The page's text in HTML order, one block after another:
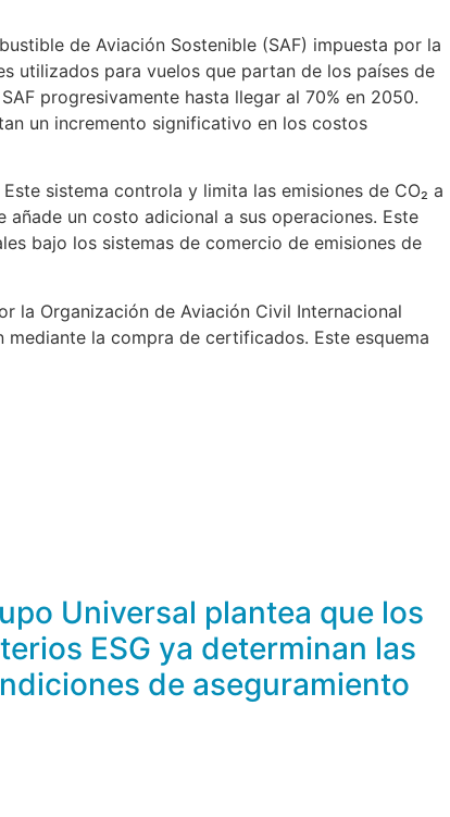
de Aviación Sostenible (SAF) impuesta por la
utilizados para vuelos que partan de los países de
progresivamente hasta llegar al 70% en 2050.
un incremento significativo en los costos
sistema controla y limita las emisiones de CO₂ a
un costo adicional a sus operaciones. Este
bajo los sistemas de comercio de emisiones de
la Organización de Aviación Civil Internacional
mediante la compra de certificados. Este esquema
Universal plantea que los
ESG ya determinan las
de aseguramiento